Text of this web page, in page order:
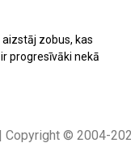
zobus, kas
progresīvāki nekā
Copyright © 2004-